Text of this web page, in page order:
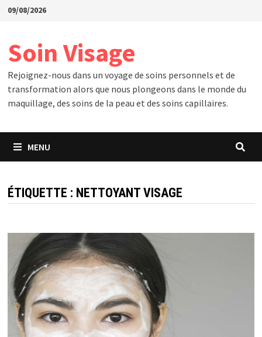
Passer
09/08/2026
Soin Visage
Rejoignez-nous dans un voyage de soins personnels et de
transformation alors que nous plongeons dans le monde du
maquillage, des soins de la peau et des soins capillaires.
MENU
ÉTIQUETTE : NETTOYANT VISAGE